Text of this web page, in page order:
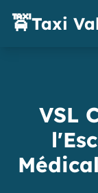
🚖Taxi
VSL